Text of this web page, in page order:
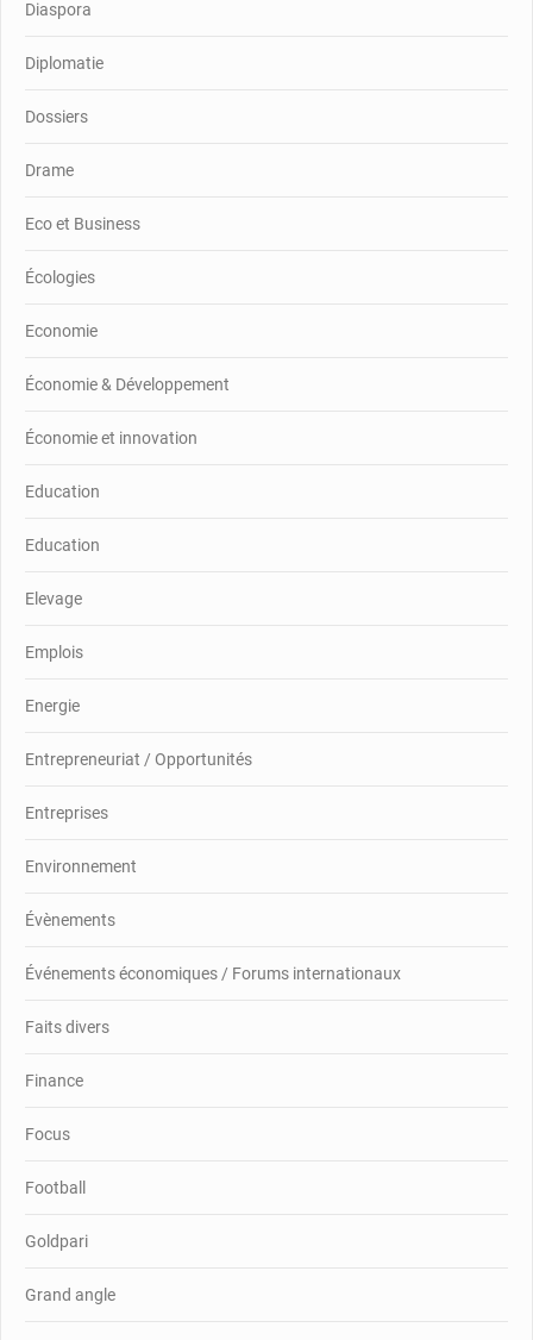
Diaspora
Diplomatie
Dossiers
Drame
Eco et Business
Écologies
Economie
Économie & Développement
Économie et innovation
Education
Education
Elevage
Emplois
Energie
Entrepreneuriat / Opportunités
Entreprises
Environnement
Évènements
Événements économiques / Forums internationaux
Faits divers
Finance
Focus
Football
Goldpari
Grand angle